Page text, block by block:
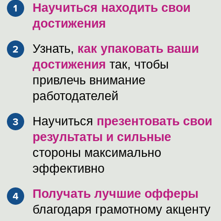
Татьяна отвечает на вопрос “Как
собеседовании: у вас недостаточно
опыта”
ПРИМЕР, КАК МЫ
ПРОВОДИМ ПРЯМОЙ
ЭФИР